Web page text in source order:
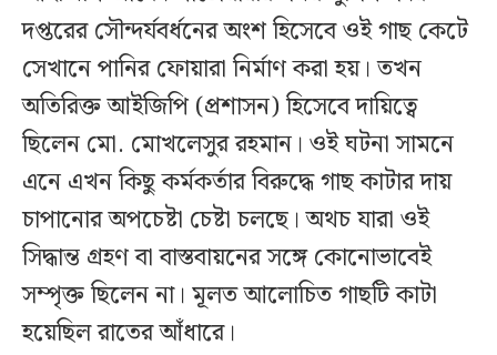
দপ্তরের সৌন্দর্যবর্ধনের অংশ হিসেবে ওই গাছ কেটে
সেখানে পানির ফোয়ারা নির্মাণ করা হয়। তখন
অতিরিক্ত আইজিপি (প্রশাসন) হিসেবে দায়িত্বে
ছিলেন মো. মোখলেসুর রহমান। ওই ঘটনা সামনে
এনে এখন কিছু কর্মকর্তার বিরুদ্ধে গাছ কাটার দায়
চাপানোর অপচেষ্টা চেষ্টা চলছে। অথচ যারা ওই
সিদ্ধান্ত গ্রহণ বা বাস্তবায়নের সঙ্গে কোনোভাবেই
সম্পৃক্ত ছিলেন না। মূলত আলোচিত গাছটি কাটা
হয়েছিল রাতের আঁধারে।